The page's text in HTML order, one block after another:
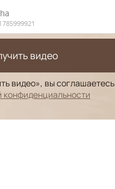
видео
видео», вы соглашаетесь
конфиденциальности